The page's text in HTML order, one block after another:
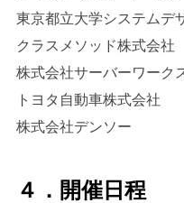
東京都立大学システムデ
クラスメソッド株式会社
株式会社サーバーワーク
トヨタ自動車株式会社
株式会社デンソー
４．開催日程